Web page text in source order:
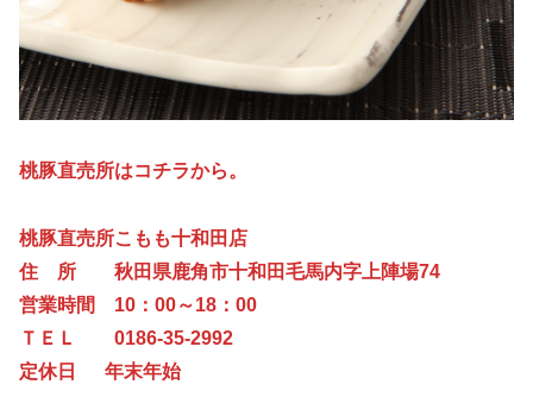
桃豚直売所はコチラから。
桃豚直売所こもも十和田店
住 所 秋田県鹿角市十和田毛馬内字上陣場74
営業時間 10：00～18：00
ＴＥＬ 0186-35-2992
定休日 年末年始